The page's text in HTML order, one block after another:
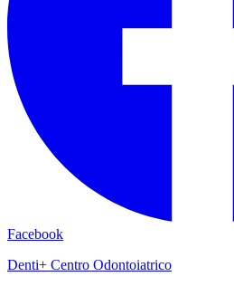
Facebook
Denti+ Centro Odontoiatrico